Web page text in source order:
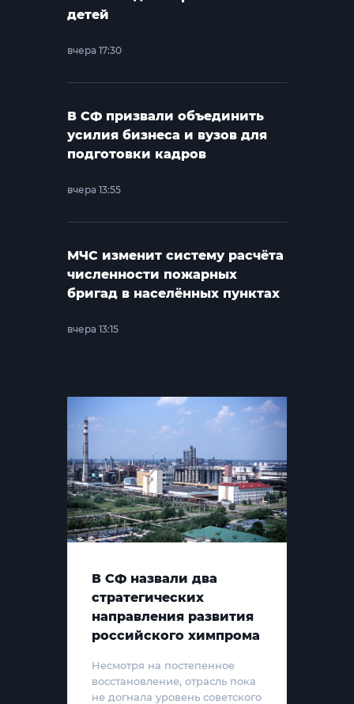
детей
вчера 17:30
В СФ призвали объединить
усилия бизнеса и вузов для
подготовки кадров
вчера 13:55
МЧС изменит систему расчёта
численности пожарных
бригад в населённых пунктах
вчера 13:15
В СФ назвали два
стратегических
направления развития
российского химпрома
Несмотря на постепенное
восстановление, отрасль пока
не догнала уровень советского